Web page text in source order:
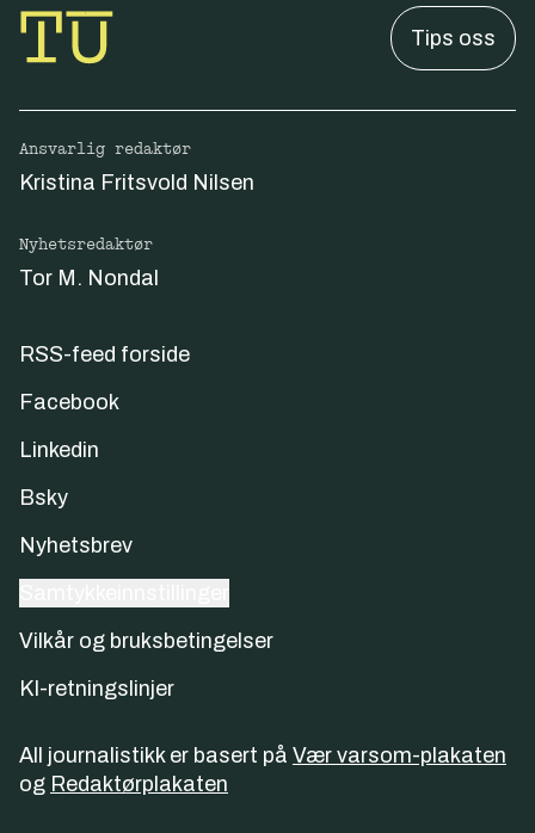
Tips oss
Ansvarlig redaktør
Kristina Fritsvold Nilsen
Nyhetsredaktør
Tor M. Nondal
RSS-feed forside
Facebook
Linkedin
Bsky
Nyhetsbrev
Vilkår og bruksbetingelser
KI-retningslinjer
All journalistikk er basert på Vær varsom-plakaten
og Redaktørplakaten